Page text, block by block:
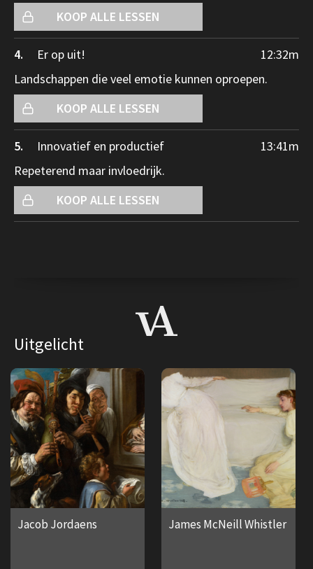
KOOP ALLE LESSEN
4. Er op uit! 12:32m
Landschappen die veel emotie kunnen oproepen.
KOOP ALLE LESSEN
5. Innovatief en productief 13:41m
Repeterend maar invloedrijk.
KOOP ALLE LESSEN
Uitgelicht
Jacob Jordaens James McNeill Whistler